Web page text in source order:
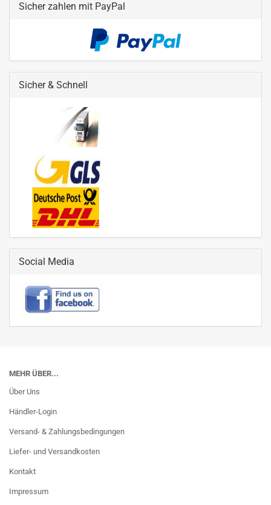
Sicher zahlen mit PayPal
Sicher & Schnell
Social Media
MEHR ÜBER...
Über Uns
Händler-Login
Versand- & Zahlungsbedingungen
Liefer- und Versandkosten
Kontakt
Impressum